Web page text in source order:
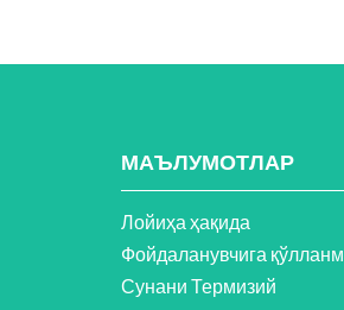
МАЪЛУМОТЛАР
Лойиҳа ҳақида
Фойдаланувчига
Сунани Термизий